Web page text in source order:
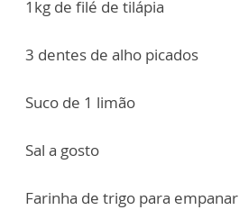
1kg de filé de tilápia
3 dentes de alho picados
Suco de 1 limão
Sal a gosto
Farinha de trigo para empanar